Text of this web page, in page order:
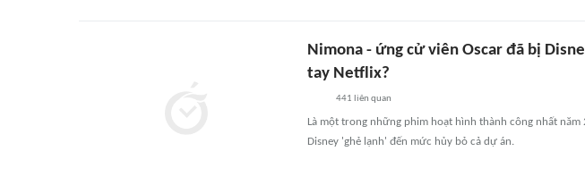
Nimona - ứng cử viên Oscar đã bị
tay Netflix?
441 liên quan
Là một trong những phim hoạt hình thành công nhất
Disney 'ghẻ lạnh' đến mức hủy bỏ cả dự án.